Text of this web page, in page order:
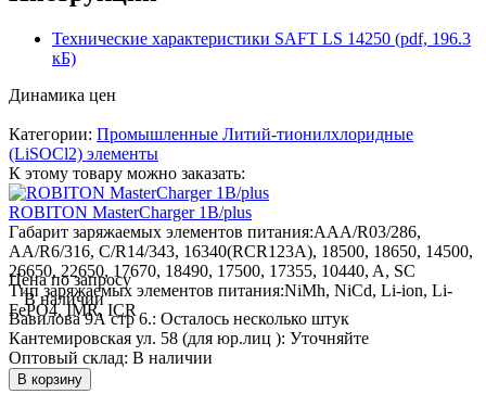
Технические характеристики SAFT LS 14250 (pdf, 196.3
кБ)
Динамика цен
Категории: Промышленные Литий-тионилхлоридные
(LiSOCl2) элементы
К этому товару можно заказать:
ROBITON MasterCharger 1B/plus
Габарит заряжаемых элементов питания:AAA/R03/286,
AA/R6/316, C/R14/343, 16340(RCR123A), 18500, 18650, 14500,
26650, 22650, 17670, 18490, 17500, 17355, 10440, A, SC
Тип заряжаемых элементов питания:NiMh, NiCd, Li-ion, Li-
FePO4, IMR, ICR
Цена по запросу
В наличии
Вавилова 9А стр 6.: Осталось несколько штук
Кантемировская ул. 58 (для юр.лиц ): Уточняйте
Оптовый склад: В наличии
В корзину